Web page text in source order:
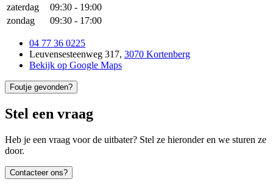
zaterdag
09:30 - 19:00
zondag
09:30 - 17:00
04 77 36 0225
Leuvensesteenweg 317, 3070 Kortenberg
Bekijk op Google Maps
Foutje gevonden?
Stel een vraag
Heb je een vraag voor de uitbater? Stel ze hieronder en we sturen ze
door.
Contacteer ons?